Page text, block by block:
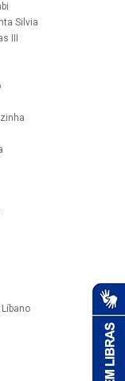
Silvia
III
Líbano